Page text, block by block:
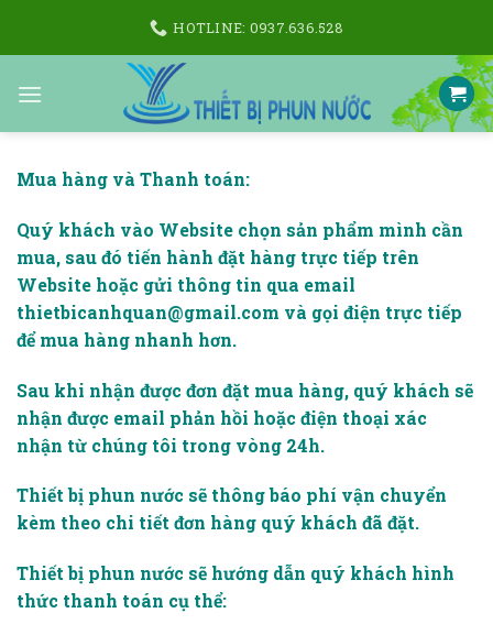
HOTLINE: 0937.636.528
Mua hàng và Thanh toán:
Quý khách vào Website chọn sản phẩm mình cần
mua, sau đó tiến hành đặt hàng trực tiếp trên
Website hoặc gửi thông tin qua email
thietbicanhquan@gmail.com và gọi điện trực tiếp
để mua hàng nhanh hơn.
Sau khi nhận được đơn đặt mua hàng, quý khách sẽ
nhận được email phản hồi hoặc điện thoại xác
nhận từ chúng tôi trong vòng 24h.
Thiết bị phun nước sẽ thông báo phí vận chuyển
kèm theo chi tiết đơn hàng quý khách đã đặt.
Thiết bị phun nước sẽ hướng dẫn quý khách hình
thức thanh toán cụ thể: